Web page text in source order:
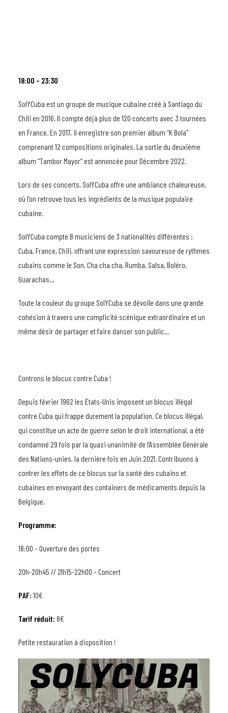
18:00 – 23:30
SolYCuba est un groupe de musique cubaine créé à Santiago du
Chili en 2016. Il compte déjà plus de 120 concerts avec 3 tournées
en France. En 2017, il enregistre son premier album “K Bola”
comprenant 12 compositions originales. La sortie du deuxième
album “Tambor Mayor” est annoncée pour Décembre 2022.
Lors de ses concerts, SolYCuba offre une ambiance chaleureuse,
où l’on retrouve tous les ingrédients de la musique populaire
cubaine.
SolYCuba compte 8 musiciens de 3 nationalités différentes :
Cuba, France, Chili, offrant une expression savoureuse de rythmes
cubains comme le Son, Cha cha cha, Rumba, Salsa, Boléro,
Guarachas…
Toute la couleur du groupe SolYCuba se dévoile dans une grande
cohésion à travers une complicité scénique extraordinaire et un
même désir de partager et faire danser son public…
Controns le blocus contre Cuba !
Depuis février 1962 les États-Unis imposent un blocus illégal
contre Cuba qui frappe durement la population. Ce blocus illégal,
qui constitue un acte de guerre selon le droit international, a été
condamné 29 fois par la quasi unanimité de l’Assemblée Générale
des Nations-unies, la dernière fois en Juin 2021. Contribuons à
contrer les effets de ce blocus sur la santé des cubains et
cubaines en envoyant des containers de médicaments depuis la
Belgique.
Programme:
18:00 – Ouverture des portes
20h-20h45 // 21h15-22h00 – Concert
PAF: 10€
Tarif réduit: 8€
Petite restauration à disposition !